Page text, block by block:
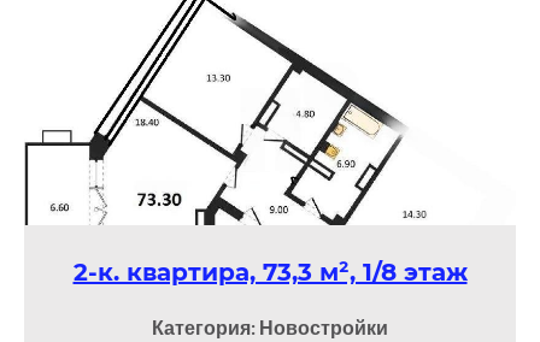
2-к. квартира, 73,3 м², 1/8 этаж
Категория: Новостройки